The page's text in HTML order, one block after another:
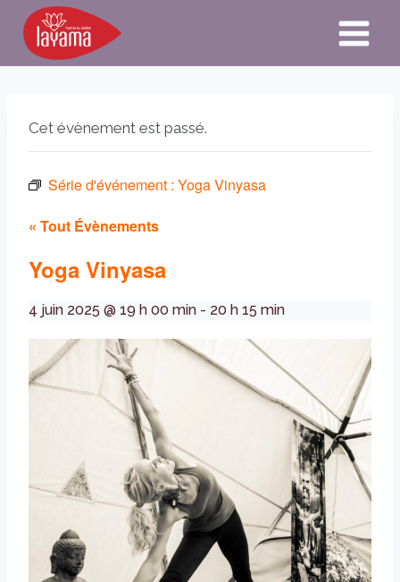
Aller
contenu
Cet évènement est passé.
Série d'événement : Yoga Vinyasa
« Tout Évènements
Yoga Vinyasa
4 juin 2025 @ 19 h 00 min - 20 h 15 min